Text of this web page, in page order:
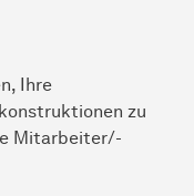
Ihre
zu
Mitarbeiter/-